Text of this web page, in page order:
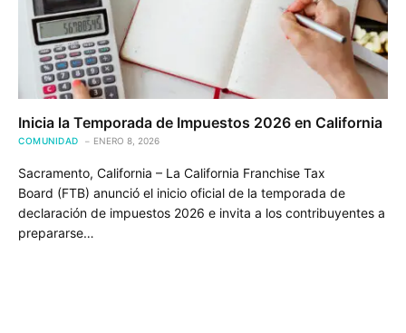
Inicia la Temporada de Impuestos 2026 en California
COMUNIDAD ENERO 8, 2026
Sacramento, California – La California Franchise Tax
Board (FTB) anunció el inicio oficial de la temporada de
declaración de impuestos 2026 e invita a los contribuyentes a
prepararse…